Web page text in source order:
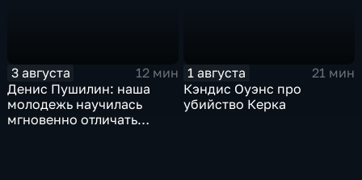
3 августа
12 мин
Денис Пушилин: наша
молодежь научилась
мгновенно отличать
1 августа
21 мин
Кэндис Оуэнс про
убийство Керка